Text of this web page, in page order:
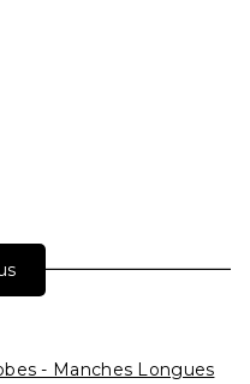
- Manches Longues